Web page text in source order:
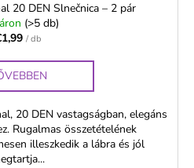
20 DEN Slnečnica – 2 pár
(>5 db)
/ db
20 DEN vastagságban, elegáns
Rugalmas összetételének
illeszkedik a lábra és jól